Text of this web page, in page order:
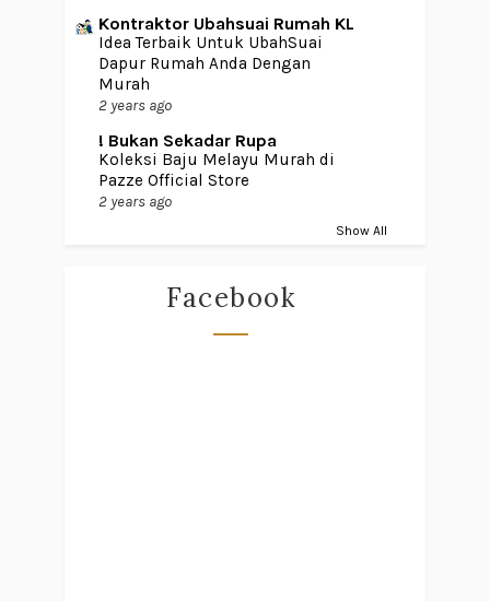
Kontraktor Ubahsuai Rumah KL
Idea Terbaik Untuk UbahSuai
Dapur Rumah Anda Dengan
Murah
2 years ago
! Bukan Sekadar Rupa
Koleksi Baju Melayu Murah di
Pazze Official Store
2 years ago
Show All
Facebook